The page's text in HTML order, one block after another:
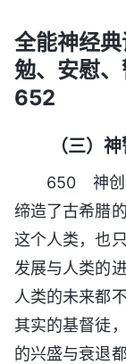
全能神经
勉、安慰
652
（三）
650 神创
缔造了古希腊
这个人类，也
发展与人类的
人类的未来都
其实的基督徒
的兴盛与衰退